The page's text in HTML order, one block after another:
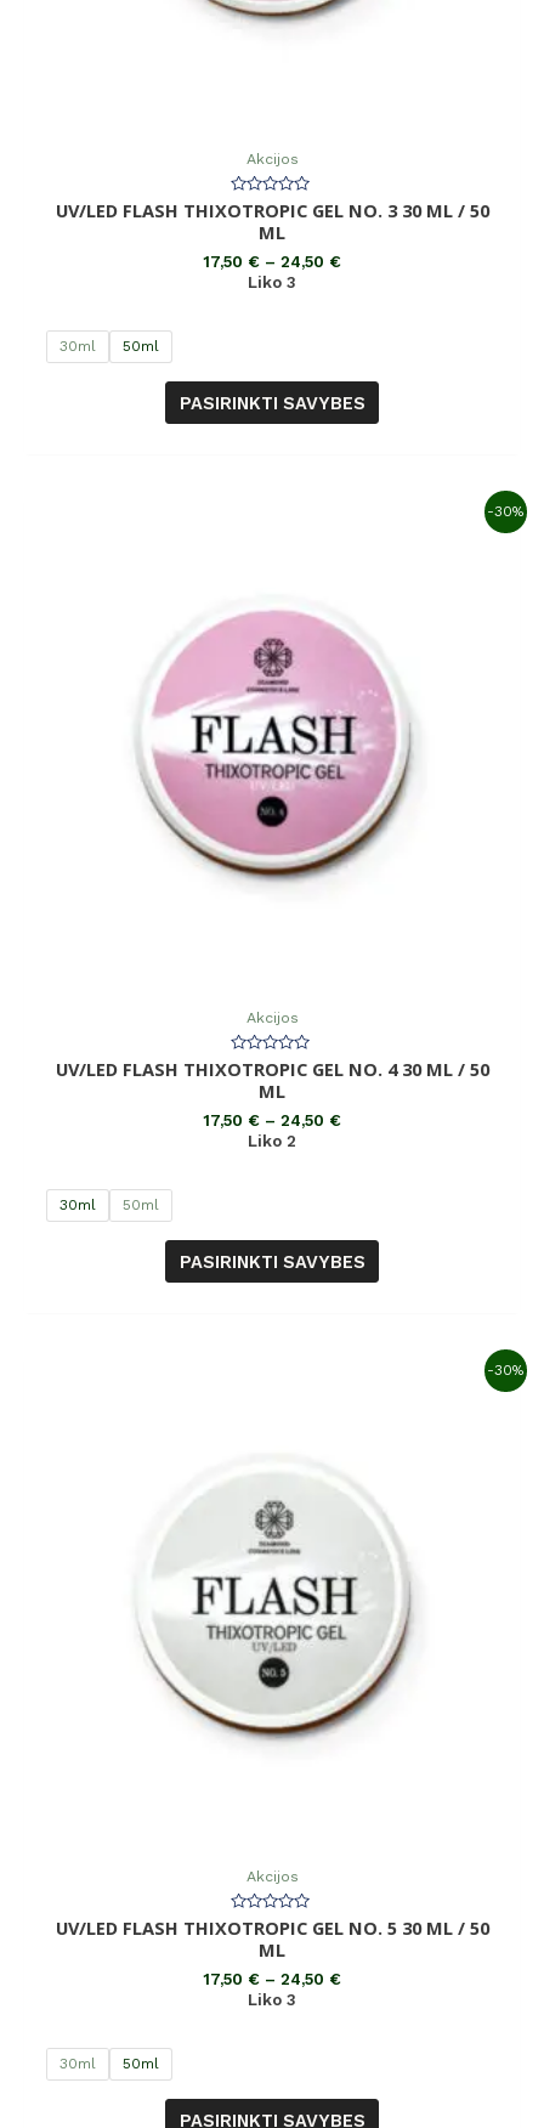
Akcijos
Įvertinimas:
0
UV/LED FLASH THIXOTROPIC GEL NO. 3 30 ML / 50
ML
17,50 € – 24,50 €
Liko 3
30ml 50ml
PASIRINKTI SAVYBES
-30%
Akcijos
Įvertinimas:
0
UV/LED FLASH THIXOTROPIC GEL NO. 4 30 ML / 50
ML
17,50 € – 24,50 €
Liko 2
30ml 50ml
PASIRINKTI SAVYBES
-30%
Akcijos
Įvertinimas:
0
UV/LED FLASH THIXOTROPIC GEL NO. 5 30 ML / 50
ML
17,50 € – 24,50 €
Liko 3
30ml 50ml
PASIRINKTI SAVYBES